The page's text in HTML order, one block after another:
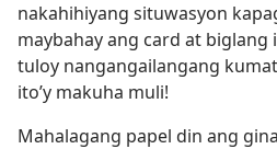
nakahihiyang situwasyon
maybahay ang card at
tuloy nangangailangang
ito’y makuha muli!
Mahalagang papel din ang